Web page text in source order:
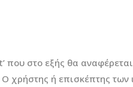
που στο εξής θα
χρήστης ή επισκέπτης των